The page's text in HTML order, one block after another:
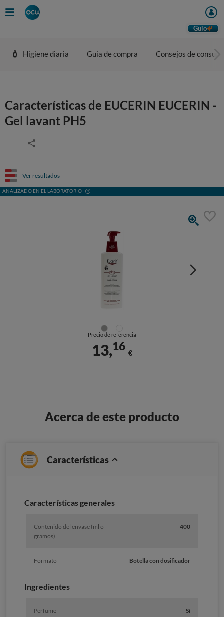
Guio
Higiene diaria Guia de compra Consejos de
Características de EUCERIN EUCERIN -
Gel lavant PH5
Ver resultados
ANALIZADO EN EL LABORATORIO
Precio de referencia
13,16
€
Acerca de este producto
Características
Caracterí­sticas generales
Contenido del envase (ml o
gramos)
400
Formato Botella con dosificador
Ingredientes
Perfume Sí